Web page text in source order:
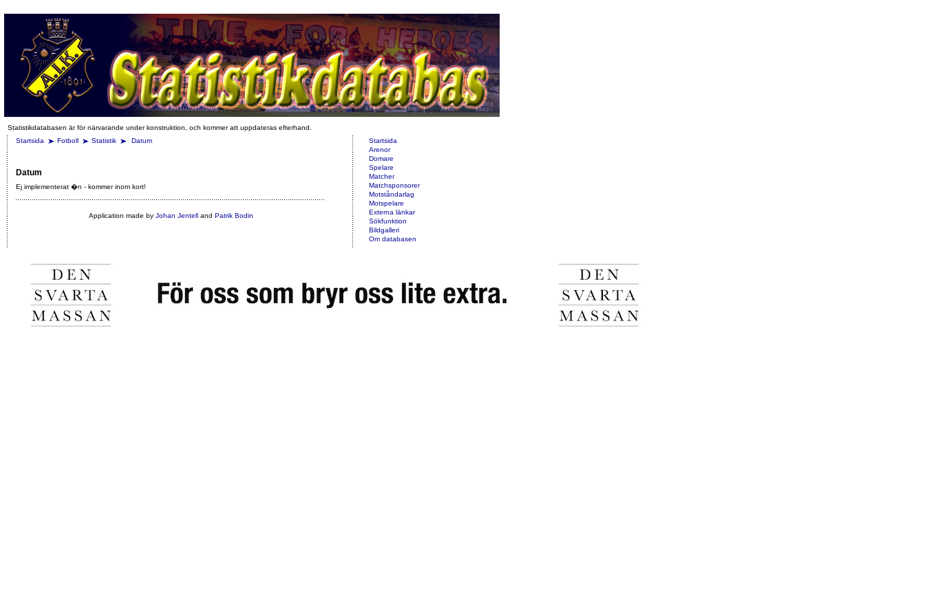
Statistikdatabasen är för närvarande under konstruktion, och kommer att uppdateras efterhand.
Startsida
Fotboll Statistik Datum
Datum
Ej implementerat �n - kommer inom kort!
Application made by Johan Jentelland Patrik Bodin
Startsida
Arenor
Domare
Spelare
Matcher
Matchsponsorer
Motståndarlag
Motspelare
Externa länkar
Sökfunktion
Bildgalleri
Om databasen